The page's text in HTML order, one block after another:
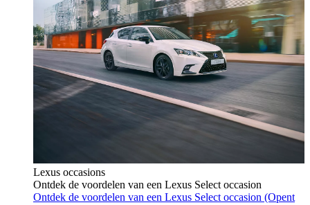
Lexus occasions
Ontdek de voordelen van een Lexus Select occasion
Ontdek de voordelen van een Lexus Select occasion (Opent